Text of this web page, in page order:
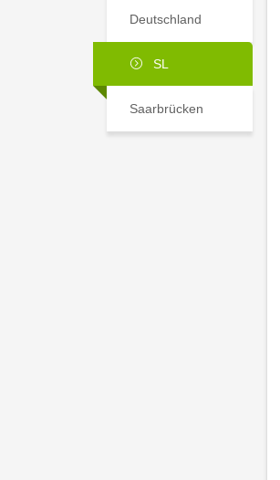
Deutschland
SL
Saarbrücken